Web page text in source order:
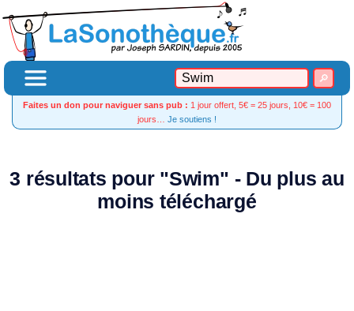
Faites un don pour naviguer sans pub : 1 jour offert, 5€ = 25 jours, 10€ = 100
jours… Je soutiens !
3 résultats pour "Swim" - Du plus au
moins téléchargé